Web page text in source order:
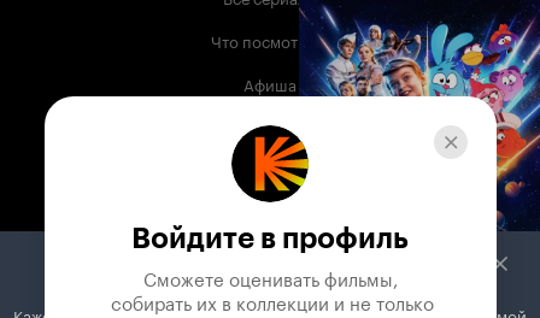
Что посмотреть
Афиша
Музыка
Телепрограмма
Служба поддержки
Войдите в профиль
Сможете оценивать фильмы,
собирать их в коллекции и не только